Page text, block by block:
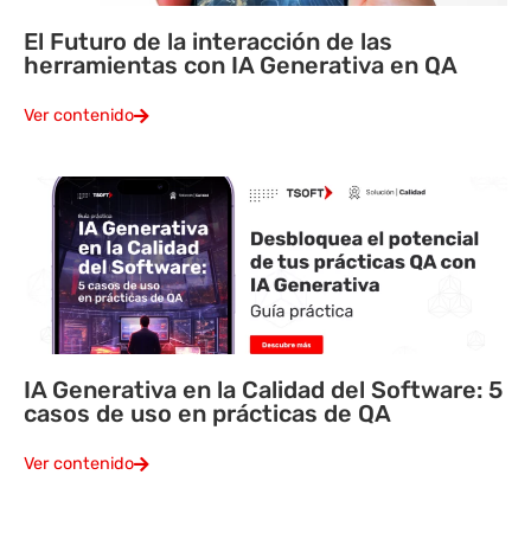
El Futuro de la interacción de las
herramientas con IA Generativa en QA
Ver contenido
IA Generativa en la Calidad del Software: 5
casos de uso en prácticas de QA
Ver contenido